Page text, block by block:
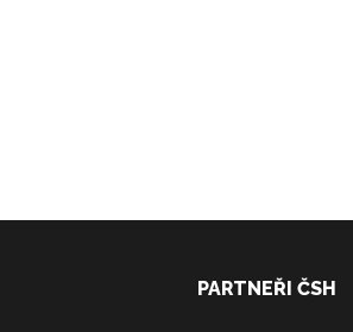
PARTNEŘI ČSH